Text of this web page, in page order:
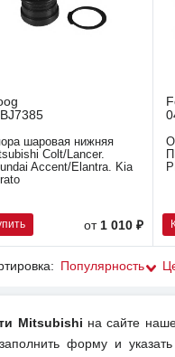
шаровая нижняя
Colt/Lancer.
Accent/Elantra. Kia
от 1 010 ₽
Популярность
Mitsubishi на сайте
форму и